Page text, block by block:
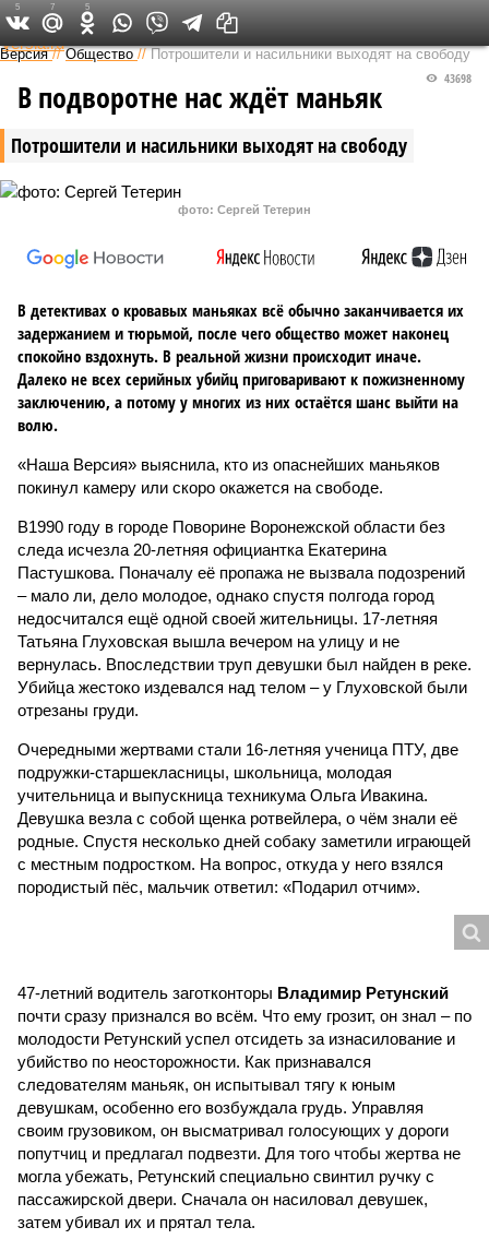
Федеральный выпуск
Версия //Общество //Потрошители и насильники выходят на свободу
Потрошители и насильники выходят на свободу
43698
В подворотне нас ждёт маньяк
фото: Сергей Тетерин
В детективах о кровавых маньяках всё обычно заканчивается их
задержанием и тюрьмой, после чего общество может наконец
спокойно вздохнуть. В реальной жизни происходит иначе.
Далеко не всех серийных убийц приговаривают к пожизненному
заключению, а потому у многих из них остаётся шанс выйти на
волю.
«Наша Версия» выяснила, кто из опаснейших маньяков
покинул камеру или скоро окажется на свободе.
В1990 году в городе Поворине Воронежской области без
следа исчезла 20-летняя официантка Екатерина
Пастушкова. Поначалу её пропажа не вызвала подозрений
– мало ли, дело молодое, однако спустя полгода город
недосчитался ещё одной своей жительницы. 17-летняя
Татьяна Глуховская вышла вечером на улицу и не
вернулась. Впоследствии труп девушки был найден в реке.
Убийца жестоко издевался над телом – у Глуховской были
отрезаны груди.
Очередными жертвами стали 16-летняя ученица ПТУ, две
подружки-старшекласницы, школьница, молодая
учительница и выпускница техникума Ольга Ивакина.
Девушка везла с собой щенка ротвейлера, о чём знали её
родные. Спустя несколько дней собаку заметили играющей
с местным подростком. На вопрос, откуда у него взялся
породистый пёс, мальчик ответил: «Подарил отчим».
47-летний водитель заготконторы Владимир Ретунский
почти сразу признался во всём. Что ему грозит, он знал – по
молодости Ретунский успел отсидеть за изнасилование и
убийство по неосторожности. Как признавался
следователям маньяк, он испытывал тягу к юным
девушкам, особенно его возбуждала грудь. Управляя
своим грузовиком, он высматривал голосующих у дороги
попутчиц и предлагал подвезти. Для того чтобы жертва не
могла убежать, Ретунский специально свинтил ручку с
пассажирской двери. Сначала он насиловал девушек,
затем убивал их и прятал тела.
5 7 5